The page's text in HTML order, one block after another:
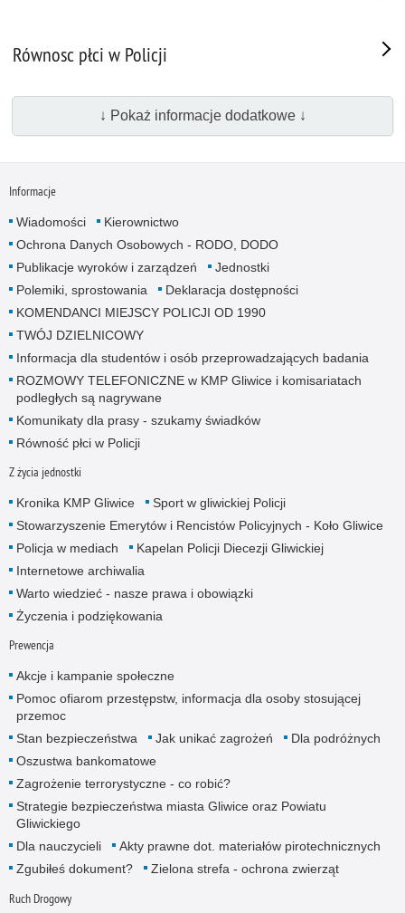
Równosc płci w Policji
↓ Pokaż informacje dodatkowe ↓
Informacje
Wiadomości
Kierownictwo
Ochrona Danych Osobowych - RODO, DODO
Publikacje wyroków i zarządzeń
Jednostki
Polemiki, sprostowania
Deklaracja dostępności
KOMENDANCI MIEJSCY POLICJI OD 1990
TWÓJ DZIELNICOWY
Informacja dla studentów i osób przeprowadzających badania
ROZMOWY TELEFONICZNE w KMP Gliwice i komisariatach
podległych są nagrywane
Komunikaty dla prasy - szukamy świadków
Równość płci w Policji
Z życia jednostki
Kronika KMP Gliwice
Sport w gliwickiej Policji
Stowarzyszenie Emerytów i Rencistów Policyjnych - Koło Gliwice
Policja w mediach
Kapelan Policji Diecezji Gliwickiej
Internetowe archiwalia
Warto wiedzieć - nasze prawa i obowiązki
Życzenia i podziękowania
Prewencja
Akcje i kampanie społeczne
Pomoc ofiarom przestępstw, informacja dla osoby stosującej
przemoc
Stan bezpieczeństwa
Jak unikać zagrożeń
Dla podróżnych
Oszustwa bankomatowe
Zagrożenie terrorystyczne - co robić?
Strategie bezpieczeństwa miasta Gliwice oraz Powiatu
Gliwickiego
Dla nauczycieli
Akty prawne dot. materiałów pirotechnicznych
Zgubiłeś dokument?
Zielona strefa - ochrona zwierząt
Ruch Drogowy